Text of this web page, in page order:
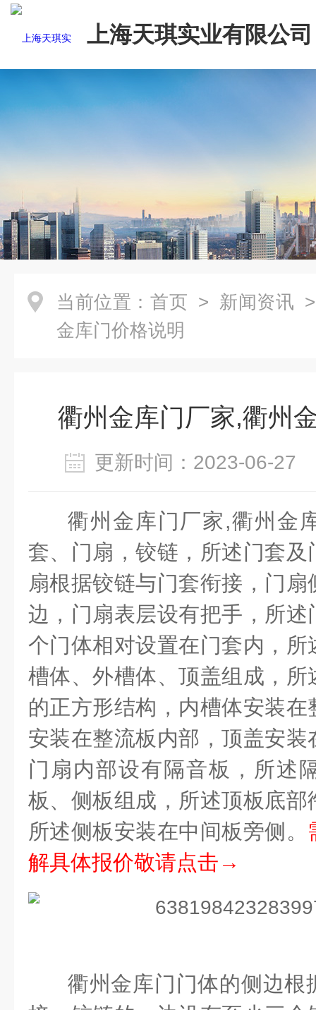
上海天琪实业有限公司
当前位置： 首页 > 新闻资讯
金库门价格说明
衢州金库门厂家,衢州
更新时间：2023-06-
衢州金库门厂家,衢州金
套、门扇，铰链，所述门套
扇根据铰链与门套衔接，门
边，门扇表层设有把手，所
个门体相对设置在门套内，
槽体、外槽体、顶盖组成，
的正方形结构，内槽体安装
安装在整流板内部，顶盖安
门扇内部设有隔音板，所述
板、侧板组成，所述顶板底
所述侧板安装在中间板旁侧。
解具体报价敬请点击→
衢州金库门门体的侧边根